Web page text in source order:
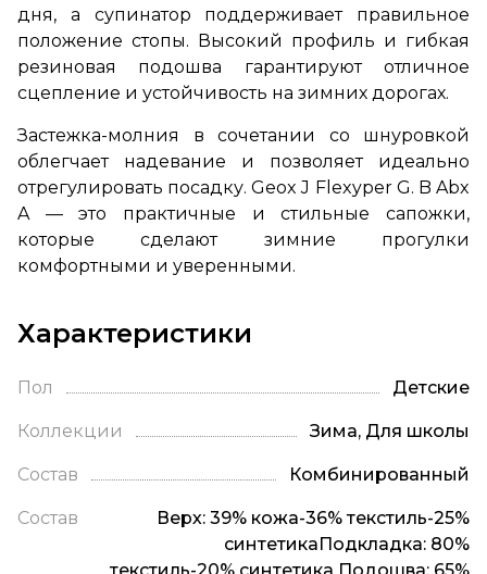
дня, а супинатор поддерживает правильное
положение стопы. Высокий профиль и гибкая
резиновая подошва гарантируют отличное
сцепление и устойчивость на зимних дорогах.
Застежка-молния в сочетании со шнуровкой
облегчает надевание и позволяет идеально
отрегулировать посадку. Geox J Flexyper G. B Abx
A — это практичные и стильные сапожки,
которые сделают зимние прогулки
комфортными и уверенными.
Характеристики
Пол Детские
Коллекции Зима, Для школы
Состав Комбинированный
Состав
Верх: 39% кожа-36% текстиль-25%
синтетикаПодкладка: 80%